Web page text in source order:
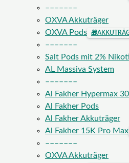
–––––––
OXVA Akkuträger
OXVA Pods
🎁
–––––––
Salt Pods mit 2%
AL Massiva System
–––––––
Al Fakher Hypermax
Al Fakher Pods
Al Fakher Akkuträger
Al Fakher 15K Pro Max
–––––––
OXVA Akkuträger